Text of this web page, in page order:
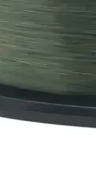
Haki Uzun Bot
bot modelleri, farklı
ve Deniz Eseri
ve Deniz’in temaları,
Minnow
ve Kendo Seabass
Misinaların Detaylı